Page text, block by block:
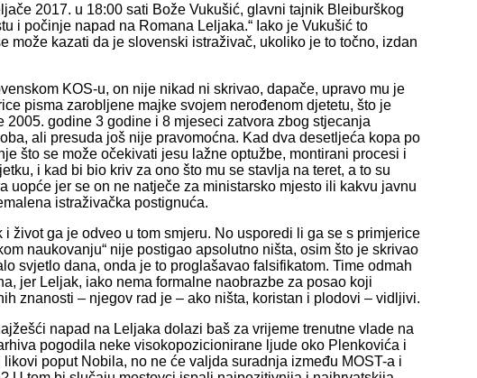
2017. u 18:00 sati Bože Vukušić, glavni tajnik Bleiburškog
i počinje napad na Romana Leljaka.“ Iako je Vukušić to
može kazati da je slovenski istraživač, ukoliko je to točno, izdan
KOS-u, on nije nikad ni skrivao, dapače, upravo mu je
pisma zarobljene majke svojem nerođenom djetetu, što je
godine 3 godine i 8 mjeseci zatvora zbog stjecanja
ali presuda još nije pravomoćna. Kad dva desetljeća kopa po
što se može očekivati jesu lažne optužbe, montirani procesi i
i kad bi bio kriv za ono što mu se stavlja na teret, a to su
jer se on ne natječe za ministarsko mjesto ili kakvu javnu
istraživačka postignuća.
život ga je odveo u tom smjeru. No usporedi li ga se s primjerice
naukovanju“ nije postigao apsolutno ništa, osim što je skrivao
svjetlo dana, onda je to proglašavao falsifikatom. Time odmah
jer Leljak, iako nema formalne naobrazbe za posao koji
znanosti – njegov rad je – ako ništa, koristan i plodovi – vidljivi.
napad na Leljaka dolazi baš za vrijeme trenutne vlade na
pogodila neke visokopozicionirane ljude oko Plenkovića i
poput Nobila, no ne će valjda suradnja između MOST-a i